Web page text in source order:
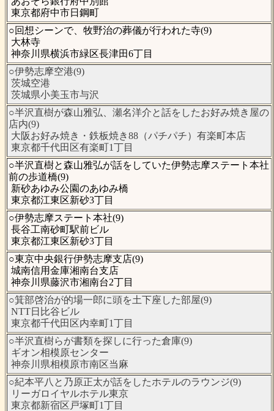
東京都府中市日鋼町
○回想シーンで、牧野治の葬儀が行われた寺(9)
大林寺
神奈川県横浜市緑区長津田6丁目
○伊勢志摩空港(9)
茨城空港
茨城県小美玉市与沢
○半沢直樹が森山雅弘、瀬名洋介と話をしたお好み焼き屋の
店内(9)
大阪お好み焼き・鉄板焼き88（パチパチ）有楽町本店
東京都千代田区有楽町1丁目
○半沢直樹と森山雅弘が話をしていた伊勢志摩ステート本社
前の歩道橋(9)
新砂あゆみ公園のあゆみ橋
東京都江東区新砂3丁目
○伊勢志摩ステート本社(9)
長谷工南砂町駅前ビル
東京都江東区新砂3丁目
○東京中央銀行伊勢志摩支店(9)
城南信用金庫湘南台支店
神奈川県藤沢市湘南台2丁目
○箕部啓治が的場一郎に頭を土下座した部屋(9)
NTT日比谷ビル
東京都千代田区内幸町1丁目
○半沢直樹らが書類を探しに行った倉庫(9)
ギオン相模原センター
神奈川県相模原市南区当麻
○紀本平八と乃原正太が話をしたホテルのラウンジ(9)
リーガロイヤルホテル東京
東京都新宿区戸塚町1丁目